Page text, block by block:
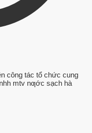
công tác tổ chức cung
mtv nƣớc sạch hà